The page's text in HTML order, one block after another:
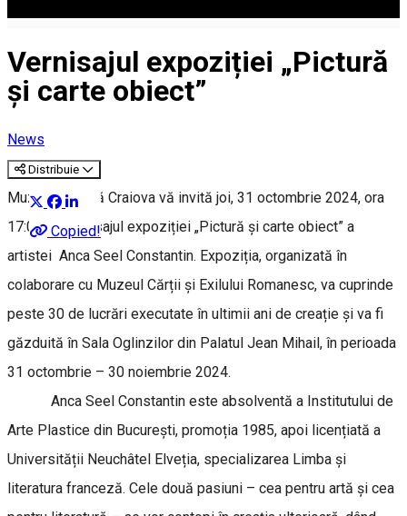
Vernisajul expoziției „Pictură
și carte obiect”
News
Distribuie
Copied!
Muzeul de Artă Craiova vă invită joi, 31 octombrie 2024, ora
17:00, la vernisajul expoziției „Pictură și carte obiect” a
artistei Anca Seel Constantin. Expoziția, organizată în
colaborare cu Muzeul Cărții și Exilului Romanesc, va cuprinde
peste 30 de lucrări executate în ultimii ani de creație și va fi
găzduită în Sala Oglinzilor din Palatul Jean Mihail, în perioada
31 octombrie – 30 noiembrie 2024.
Anca Seel Constantin este absolventă a Institutului de
Arte Plastice din București, promoția 1985, apoi licențiată a
Universității Neuchâtel Elveția, specializarea Limba și
literatura franceză. Cele două pasiuni – cea pentru artă și cea